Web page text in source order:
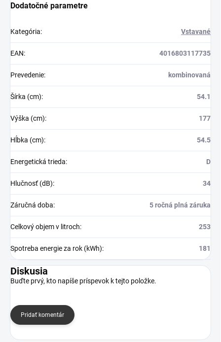
Dodatočné parametre
Kategória: Vstavané
EAN: 4016803117735
Prevedenie: kombinovaná
Šírka (cm): 54.1
Výška (cm): 177
Hĺbka (cm): 54.5
Energetická trieda: D
Hlučnosť (dB): 34
Záručná doba: 5 ročná plná záruka
Celkový objem v litroch: 253
Spotreba energie za rok (kWh): 181
Diskusia
Buďte prvý, kto napíše príspevok k tejto položke.
Pridať komentár